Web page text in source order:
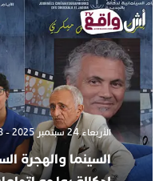
الأربعاء 24 سبتمبر 2025 - 13:58
السينما والهجرة